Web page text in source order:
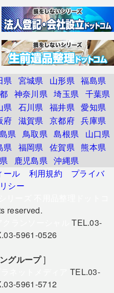
県 宮城県 山形県 福島県
神奈川県 埼玉県 千葉県
県 石川県 福井県 愛知県
府 滋賀県 京都府 兵庫県
県 鳥取県 島根県
山口県
県 福岡県 佐賀県 熊本県
鹿児島県 沖縄県
ール 利用規約
プライバ
シー
reserved.
TEL.03-
5961-0526
グループ]
TEL.03-
5961-5712